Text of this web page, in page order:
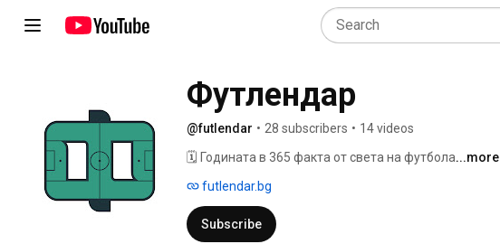
Футлендар
@futlendar • 28 subscribers • 14 videos
🗓️ Годината в 365 факта от света на футбола. ...more
futlendar.bg
Subscribe